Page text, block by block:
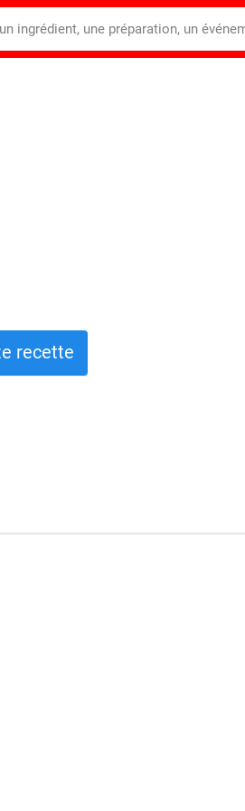
un ingrédient, une préparation, un
recette